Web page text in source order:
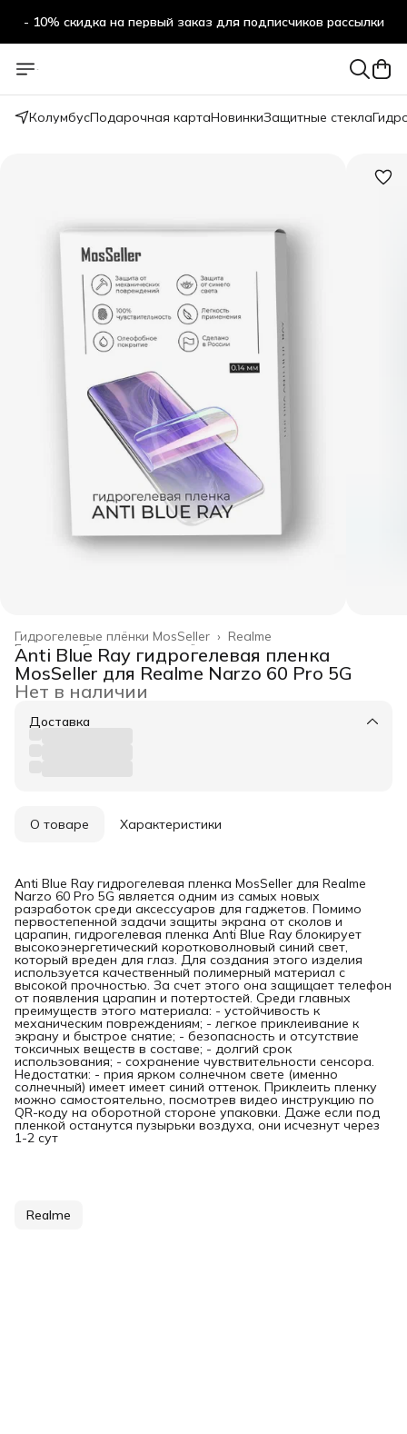
- 10% скидка на первый заказ для подписчиков рассылки
КолумбусПодарочная картаНовинкиЗащитные стекла
Realme
Гидрогелевые плёнки MosSeller ›
Гидрогелевые плёнки ›
Главная ›
Anti Blue Ray гидрогелевая пленка
MosSeller для Realme Narzo 60 Pro 5G
Нет в наличии
Доставка
О товаре Характеристики
Anti Blue Ray гидрогелевая пленка MosSeller для Realme
Narzo 60 Pro 5G является одним из самых новых
разработок среди аксессуаров для гаджетов. Помимо
первостепенной задачи защиты экрана от сколов и
царапин, гидрогелевая пленка Anti Blue Ray блокирует
высокоэнергетический коротковолновый синий свет,
который вреден для глаз. Для создания этого изделия
используется качественный полимерный материал с
высокой прочностью. За счет этого она защищает телефон
от появления царапин и потертостей. Среди главных
преимуществ этого материала: - устойчивость к
механическим повреждениям; - легкое приклеивание к
экрану и быстрое снятие; - безопасность и отсутствие
токсичных веществ в составе; - долгий срок
использования; - сохранение чувствительности сенсора.
Недостатки: - прия ярком солнечном свете (именно
солнечный) имеет имеет синий оттенок. Приклеить пленку
можно самостоятельно, посмотрев видео инструкцию по
QR-коду на оборотной стороне упаковки. Даже если под
пленкой останутся пузырьки воздуха, они исчезнут через
1-2 сут
Realme